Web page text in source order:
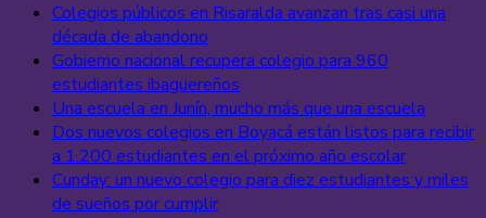
Colegios públicos en Risaralda avanzan tras casi una
década de abandono
Gobierno nacional recupera colegio para 960
estudiantes ibaguereños
Una escuela en Junín, mucho más que una escuela
Dos nuevos colegios en Boyacá están listos para recibir
a 1.200 estudiantes en el próximo año escolar
Cunday: un nuevo colegio para diez estudiantes y miles
de sueños por cumplir